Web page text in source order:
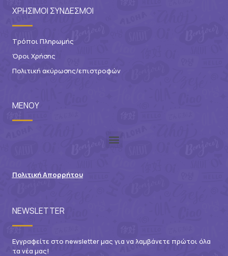
ΧΡΗΣΙΜΟΙ ΣΥΝΔΕΣΜΟΙ
Τρόποι Πληρωμής
Όροι Χρήσης
Πολιτική ακύρωσης/επιστροφών
ΜΕΝΟΥ
Πολιτική Απορρήτου
NEWSLETTER
Εγγραφείτε στο newsletter μας για να λαμβάνετε πρώτοι όλα
τα νέα μας!